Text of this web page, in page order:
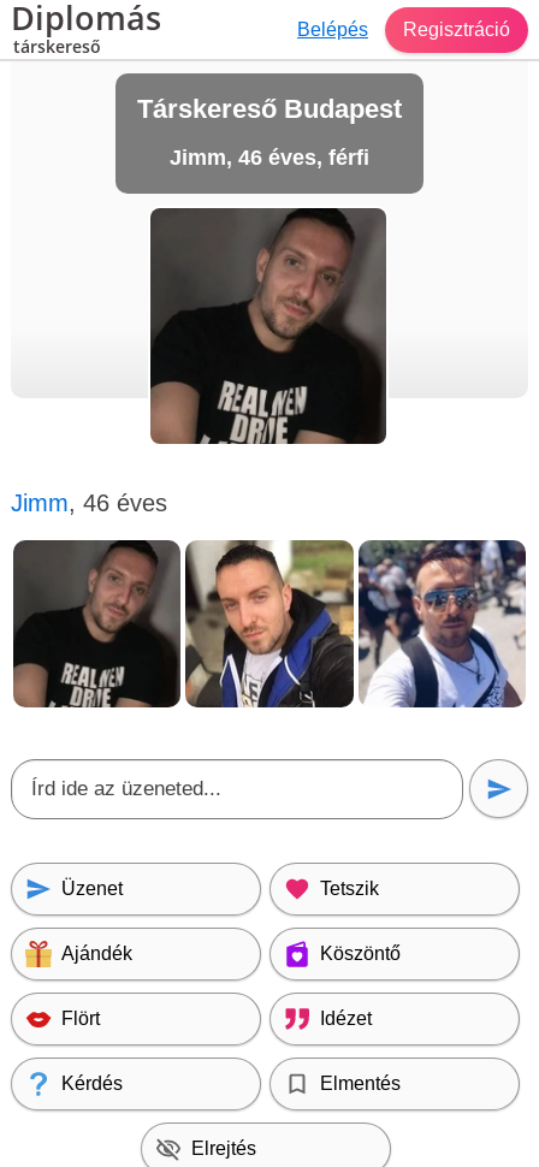
Diplomás
társkereső
Belépés Regisztráció
Társkereső Budapest
Jimm, 46 éves, férfi
Jimm, 46 éves
Üzenet Tetszik
Ajándék Köszöntő
Flört Idézet
Kérdés Elmentés
Elrejtés